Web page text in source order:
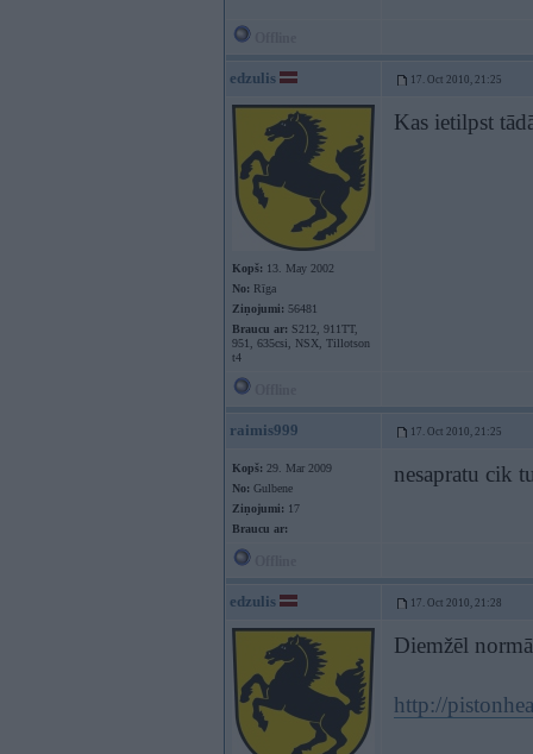
edzulis 17. Oct 2010, 21:25
Kopš: 13. May 2002
No: Rīga
Ziņojumi: 56481
Braucu ar: S212, 911TT,
951, 635csi, NSX, Tillotson
t4
Kas ietilpst
raimis999 17. Oct 2010, 21:25
Kopš: 29. Mar 2009
No: Gulbene
Ziņojumi: 17
Braucu ar:
nesapratu cik
edzulis 17. Oct 2010, 21:28
Diemžēl
http://